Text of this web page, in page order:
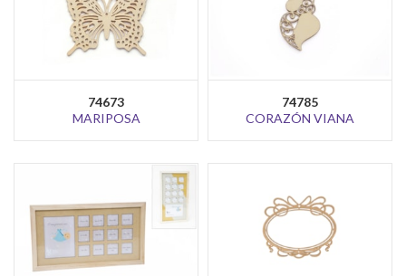
74673
MARIPOSA
74785
CORAZÓN VIANA